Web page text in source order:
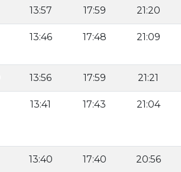
13:57 17:59 21:20
13:46 17:48 21:09
13:56 17:59 21:21
13:41 17:43 21:04
13:40 17:40 20:56